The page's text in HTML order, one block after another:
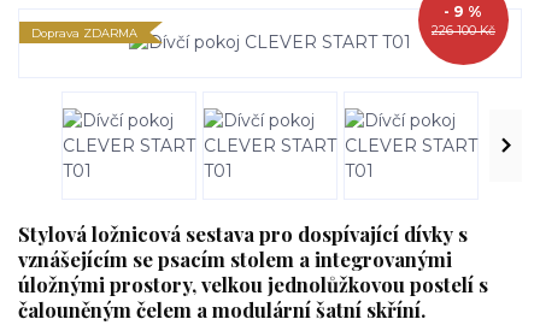
Doprava ZDARMA 226 100 Kč
- 9 %
Stylová ložnicová sestava pro dospívající dívky s
vznášejícím se psacím stolem a integrovanými
úložnými prostory, velkou jednolůžkovou postelí s
čalouněným čelem a modulární šatní skříní.